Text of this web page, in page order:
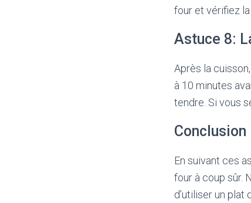
four et vérifiez la
Astuce 8:
Après la
à 10 minutes
tendre. Si vous
Conclusion
En suivant ces
four à coup sûr.
d’utiliser un plat